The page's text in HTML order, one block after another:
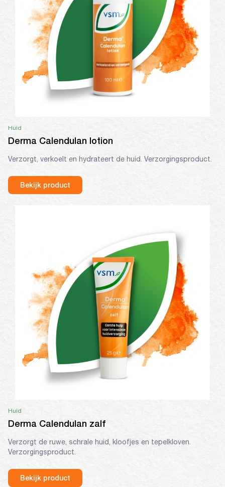
Huid
Derma Calendulan lotion
Verzorgt, verkoelt en hydrateert de huid. Verzorgingsproduct.
Bekijk product
Huid
Derma Calendulan zalf
Verzorgt de ruwe, schrale huid, kloofjes en tepelkloven.
Verzorgingsproduct.
Bekijk product